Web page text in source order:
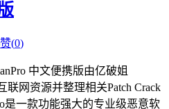
赞(0)
中文便携版由亿破姐
联网资源并整理相关Patch Crack
是一款功能强大的专业级恶意软